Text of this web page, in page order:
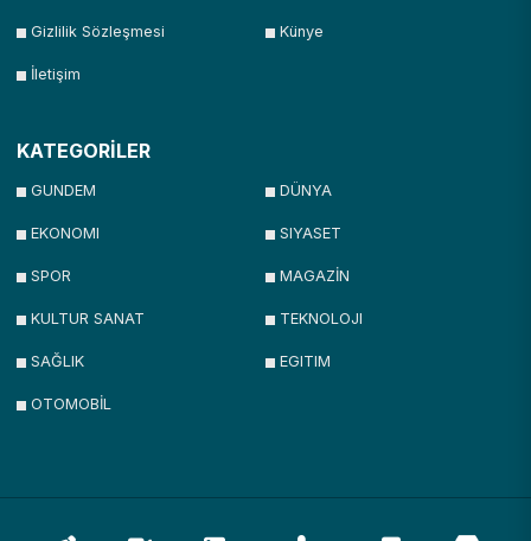
Gizlilik Sözleşmesi Künye
İletişim
KATEGORİLER
GUNDEM DÜNYA
EKONOMI SIYASET
SPOR MAGAZİN
KULTUR SANAT TEKNOLOJI
SAĞLIK EGITIM
OTOMOBİL